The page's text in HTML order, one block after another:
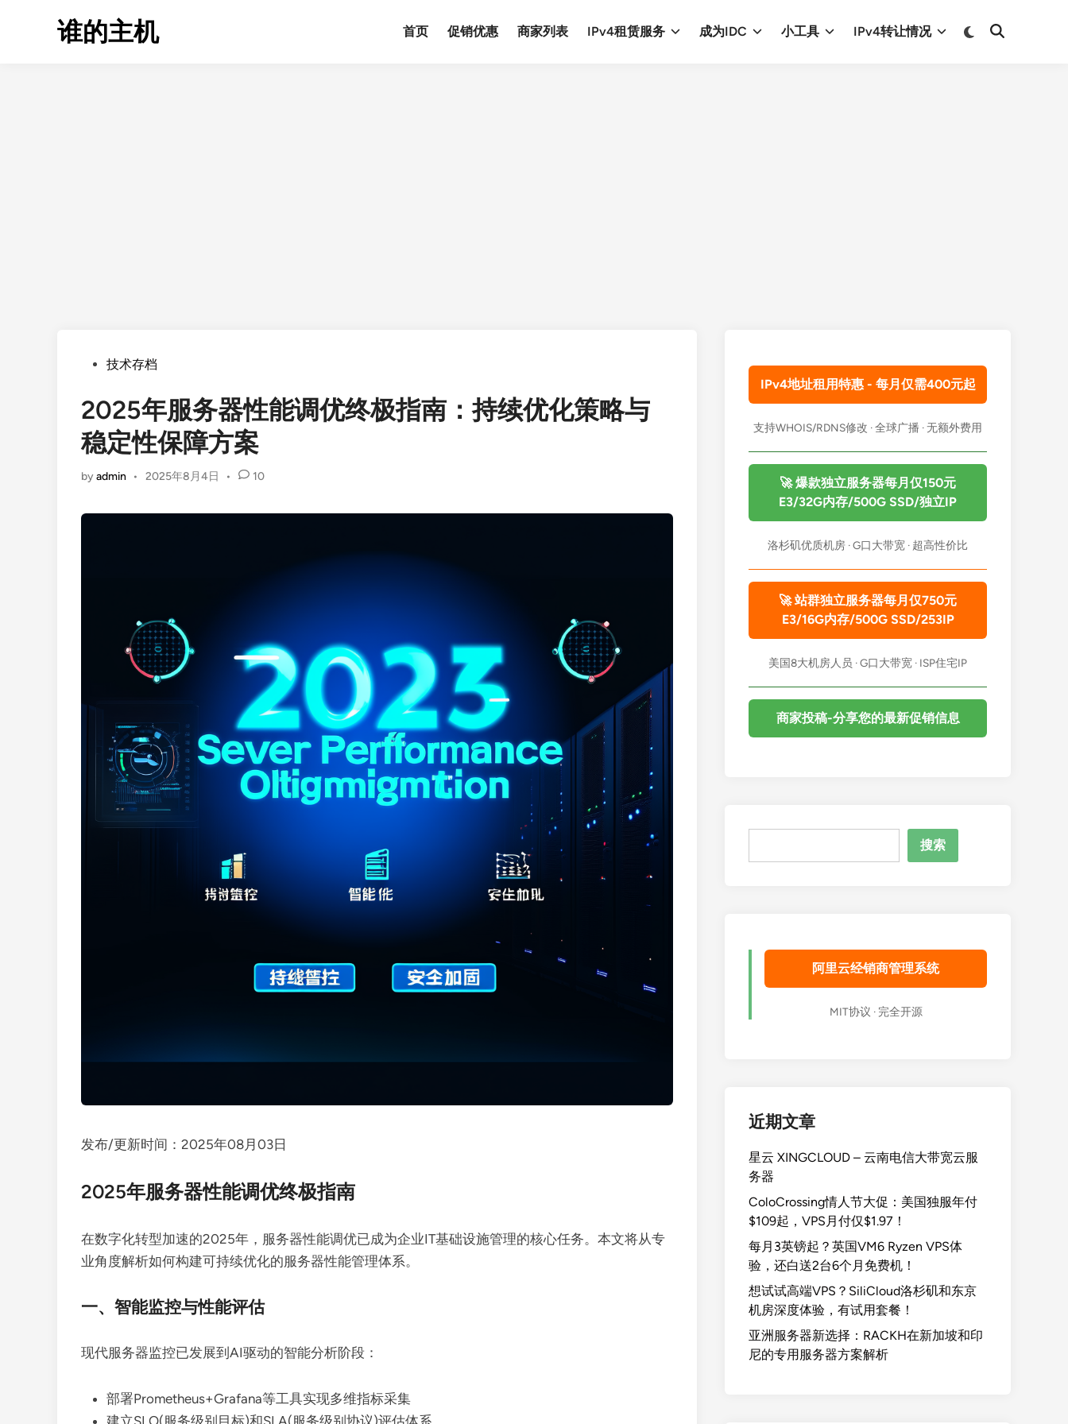
谁的主机 首页 促销优惠 商家列表 IPv4租赁服务 成为IDC 小工具 IPv4转让情况
Switch
Open
Posted技术存档
2025年服务器性能调优终极指南：持续优化策略与
稳定性保障方案
byadmin • 2025年8月4日 • 10
发布/更新时间：2025年08月03日
2025年服务器性能调优终极指南
在数字化转型加速的2025年，服务器性能调优已成为企业IT基础设施管理的核心任务。本文将从专
业角度解析如何构建可持续优化的服务器性能管理体系。
一、智能监控与性能评估
现代服务器监控已发展到AI驱动的智能分析阶段：
部署Prometheus+Grafana等工具实现多维指标采集
建立SLO(服务级别目标)和SLA(服务级别协议)评估体系
IPv4地址租用特惠 - 每月仅需400元起
支持WHOIS/RDNS修改 · 全球广播 · 无额外费用
🚀 爆款独立服务器每月仅150元
E3/32G内存/500G SSD/独立IP
洛杉矶优质机房 · G口大带宽 · 超高性价比
🚀 站群独立服务器每月仅750元
E3/16G内存/500G SSD/253IP
美国8大机房人员 · G口大带宽 · ISP住宅IP
商家投稿-分享您的最新促销信息
搜索
阿里云经销商管理系统
MIT协议 · 完全开源
近期文章
星云 XINGCLOUD – 云南电信大带宽云服
务器
ColoCrossing情人节大促：美国独服年付
$109起，VPS月付仅$1.97！
每月3英镑起？英国VM6 Ryzen VPS体
验，还白送2台6个月免费机！
想试试高端VPS？SiliCloud洛杉矶和东京
机房深度体验，有试用套餐！
亚洲服务器新选择：RACKH在新加坡和印
尼的专用服务器方案解析